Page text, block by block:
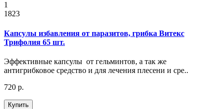
1
1823
Капсулы избавления от паразитов, грибка Витекс
Трифолия 65 шт.
Эффективные капсулы от гельминтов, а так же
антигрибковое средство и для лечения плесени и сре..
720 р.
Купить